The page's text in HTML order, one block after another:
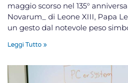
maggio scorso nel 135°
Novarum_ di Leone XIII, Papa
un gesto dal notevole peso
Leggi Tutto »